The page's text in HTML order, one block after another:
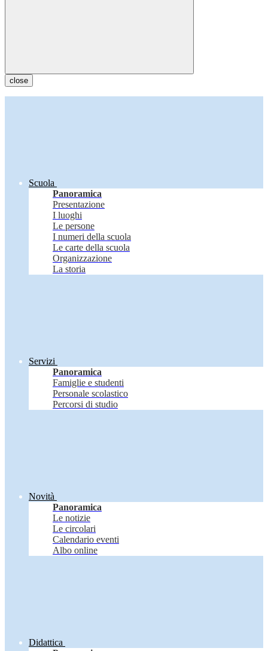
close
Scuola
Panoramica
Presentazione
I luoghi
Le persone
I numeri della scuola
Le carte della scuola
Organizzazione
La storia
Servizi
Panoramica
Famiglie e studenti
Personale scolastico
Percorsi di studio
Novità
Panoramica
Le notizie
Le circolari
Calendario eventi
Albo online
Didattica